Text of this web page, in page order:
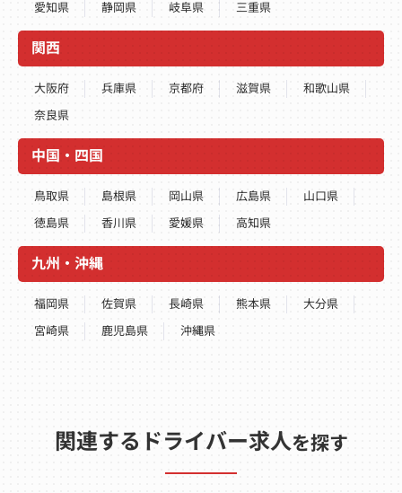
愛知県 静岡県 岐阜県 三重県
関西
大阪府 兵庫県 京都府 滋賀県
和歌山県
奈良県
中国・四国
鳥取県 島根県 岡山県 広島県
山口県
徳島県
香川県 愛媛県 高知県
九州・沖縄
福岡県 佐賀県 長崎県 熊本県
大分県
宮崎県
鹿児島県 沖縄県
関連するドライバー求人を探す